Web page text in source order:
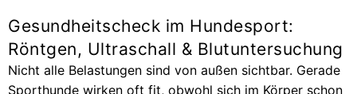
Gesundheitscheck im Hundesport:
Röntgen, Ultraschall & Blutuntersuchung
Nicht alle Belastungen sind von außen sichtbar. Gerade
Sporthunde wirken oft fit, obwohl sich im Körper schon